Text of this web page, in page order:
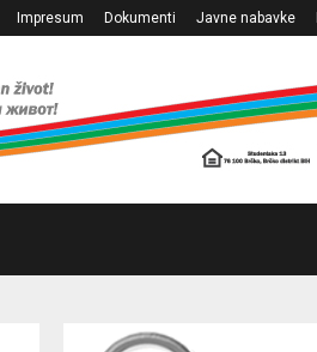
Impresum Dokumenti Javne nabavke